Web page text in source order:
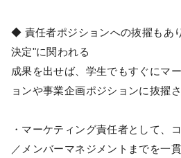
◆ 責任者ポジションへの抜擢もあ
決定"に関われる
成果を出せば、学生でもすぐにマ
ョンや事業企画ポジションに抜擢さ
・マーケティング責任者として、
／メンバーマネジメントまでを一